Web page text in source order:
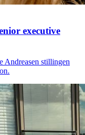
executive
Andreasen stillingen